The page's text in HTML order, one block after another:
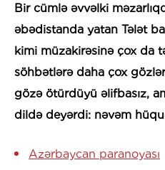
Bir cümlə əvvəlki
əbədistanda yatan Tələt
kimi müzakirəsinə çox da
söhbətlərə daha çox
gözə ötürdüyü əlifbasız,
dildə deyərdi: nəvəm
Azərbaycan paranoyası